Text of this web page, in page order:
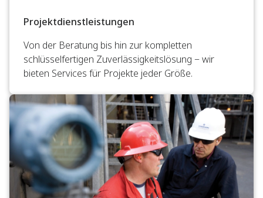
Projektdienstleistungen
Von der Beratung bis hin zur kompletten
schlüsselfertigen Zuverlässigkeitslösung − wir
bieten Services für Projekte jeder Größe.